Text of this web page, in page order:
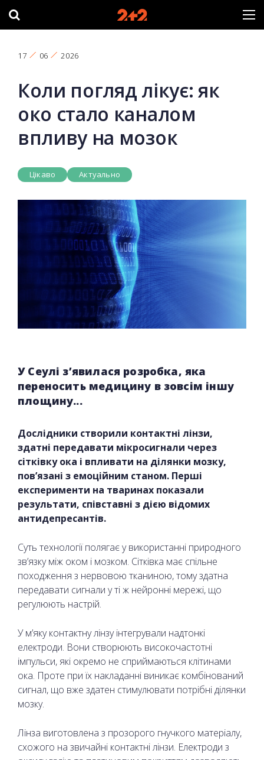
17 06 2026
Коли погляд лікує: як
око стало каналом
впливу на мозок
Цікаво Актуально
У Сеулі з’явилася розробка, яка
переносить медицину в зовсім іншу
площину...
Дослідники створили контактні лінзи,
здатні передавати мікросигнали через
сітківку ока і впливати на ділянки мозку,
пов’язані з емоційним станом. Перші
експерименти на тваринах показали
результати, співставні з дією відомих
антидепресантів.
Суть технології полягає у використанні природного
зв’язку між оком і мозком. Сітківка має спільне
походження з нервовою тканиною, тому здатна
передавати сигнали у ті ж нейронні мережі, що
регулюють настрій.
У м’яку контактну лінзу інтегрували надтонкі
електроди. Вони створюють високочастотні
імпульси, які окремо не сприймаються клітинами
ока. Проте при їх накладанні виникає комбінований
сигнал, що вже здатен стимулювати потрібні ділянки
мозку.
Лінза виготовлена з прозорого гнучкого матеріалу,
схожого на звичайні контактні лінзи. Електроди з